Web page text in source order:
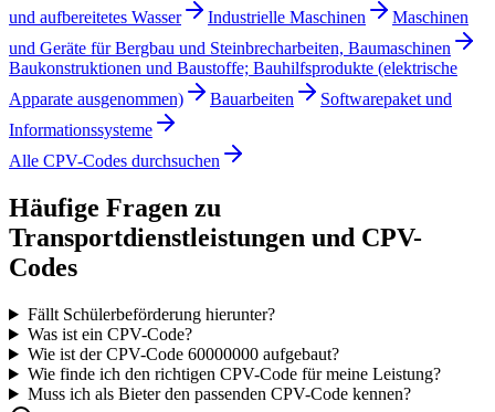
und aufbereitetes Wasser
Industrielle Maschinen
Maschinen
und Geräte für Bergbau und Steinbrecharbeiten, Baumaschinen
Baukonstruktionen und Baustoffe; Bauhilfsprodukte (elektrische
Apparate ausgenommen)
Bauarbeiten
Softwarepaket und
Informationssysteme
Alle CPV-Codes durchsuchen
Häufige Fragen zu
Transportdienstleistungen und CPV-
Codes
Fällt Schülerbeförderung hierunter?
Was ist ein CPV-Code?
Wie ist der CPV-Code 60000000aufgebaut?
Wie finde ich den richtigen CPV-Code für meine Leistung?
Muss ich als Bieter den passenden CPV-Code kennen?